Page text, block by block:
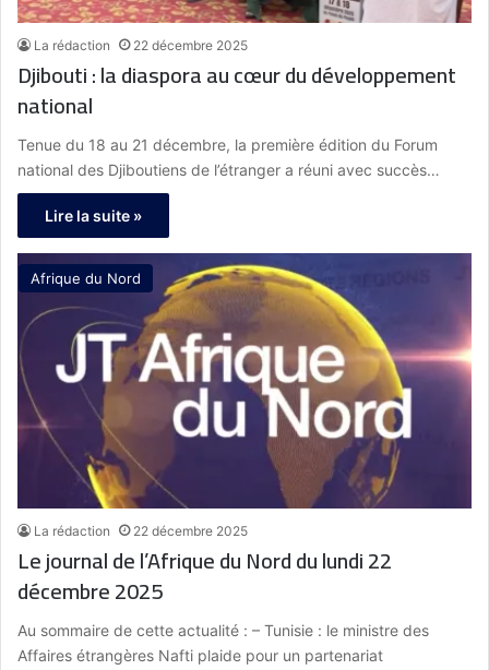
La rédaction 22 décembre 2025
Djibouti : la diaspora au cœur du développement
national
Tenue du 18 au 21 décembre, la première édition du Forum
national des Djiboutiens de l’étranger a réuni avec succès…
Lire la suite »
Afrique du Nord
La rédaction 22 décembre 2025
Le journal de l’Afrique du Nord du lundi 22
décembre 2025
Au sommaire de cette actualité : – Tunisie : le ministre des
Affaires étrangères Nafti plaide pour un partenariat